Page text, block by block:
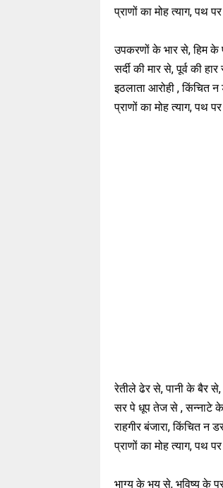
प्राणों का मोह त्याग, पथ
उपकरणों के भार से, हिम के
सर्दी की मार से, पूर्व की
इठलाता आरोही , किंचित न
प्राणों का मोह त्याग, पथ
रेतीले ढेर से, पानी के बैर से,
सर पे धूप तेज से , सन्नाटे
राहगीर बंजारा, किंचित न
प्राणों का मोह त्याग, पथ
भाग्य के भय से, भविष्य के